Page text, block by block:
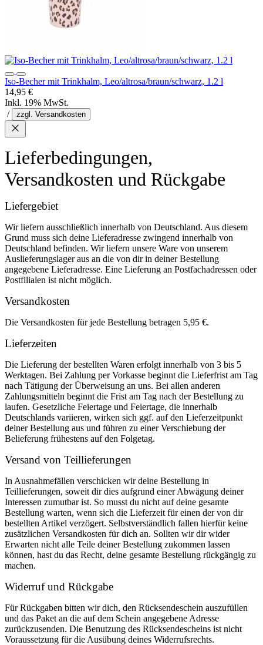
Iso-Becher mit Trinkhalm, Leo/altrosa/braun/schwarz, 1.2 l
14,95 €
Inkl. 19% MwSt.
/
zzgl. Versandkosten
Lieferbedingungen,
Versandkosten und Rückgabe
Liefergebiet
Wir liefern ausschließlich innerhalb von Deutschland. Aus diesem
Grund muss sich deine Lieferadresse zwingend innerhalb von
Deutschland befinden. Wir liefern unsere Ware von unserem
Auslieferungslager aus an die von dir in deiner Bestellung
angegebene Lieferadresse. Eine Lieferung an Postfachadressen oder
Postfilialen ist nicht möglich.
Versandkosten
Die Versandkosten für jede Bestellung betragen 5,95 €.
Lieferzeiten
Die Lieferung der bestellten Waren erfolgt innerhalb von 3 bis 5
Werktagen. Bei Zahlung per Vorkasse beginnt die Lieferfrist am Tag
nach Tätigung der Überweisung an uns. Bei allen anderen
Zahlungsmitteln beginnt die Frist am Tag nach der Bestellung zu
laufen. Gesetzliche Feiertage und Feiertage, die innerhalb
Deutschlands variieren, wirken sich ggf. auf den Lieferzeitpunkt
deiner Bestellung aus und führen zu einer Verschiebung der
Belieferung frühestens auf den Folgetag.
Versand von Teillieferungen
In Ausnahmefällen verschicken wir deine Bestellung in
Teillieferungen, soweit dir dies aufgrund einer Abwägung deiner
Interessen zumutbar ist. So musst du nicht auf deine gesamte
Bestellung warten, wenn sich die Lieferzeit für einen der von dir
bestellten Artikel verzögert. Selbstverständlich fallen hierfür keine
zusätzlichen Versandkosten für dich an. Sollten wir dir wider
Erwarten nicht alle Teile deiner Bestellung zukommen lassen
können, hast du das Recht, deine gesamte Bestellung rückgängig zu
machen.
Widerruf und Rückgabe
Für Rückgaben bitten wir dich, den Rücksendeschein auszufüllen
und das Paket an die auf dem Schein angegebene Adresse
zurückzusenden. Die Benutzung des Rücksendescheins ist nicht
Voraussetzung für die Ausübung deines Widerrufsrechts.